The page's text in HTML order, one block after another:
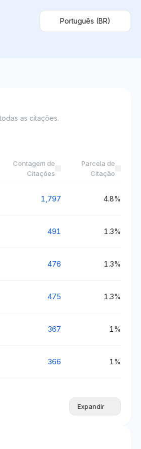
Português (BR)
as citações.
Contagem de
Citações
Parcela de
Citação
1,797 4.8%
491 1.3%
476 1.3%
475 1.3%
367 1%
366 1%
Expandir